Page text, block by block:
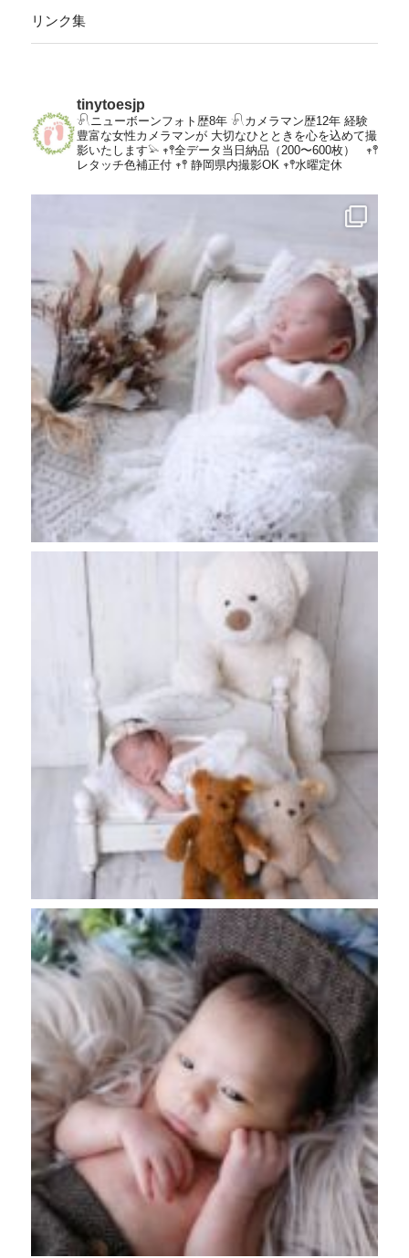
リンク集
tinytoesjp
𓍯ニューボーンフォト歴8年𓍯カメラマン歴12年経験
豊富な女性カメラマンが大切なひとときを心を込めて撮
影いたします𓅫𖥧𖤣全データ当日納品（200〜600枚）
𖥧𖤣
レタッチ色補正付𖥧𖤣 静岡県内撮影OK 𖥧𖤣水曜定休